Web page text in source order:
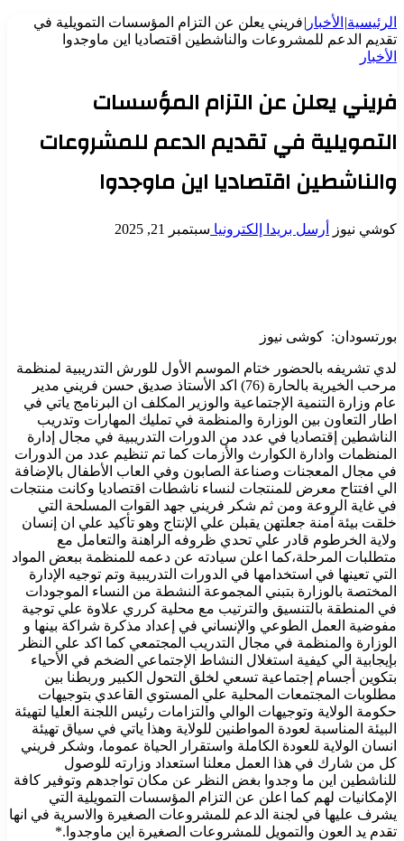
الرئيسية| الأخبار |فريني يعلن عن التزام المؤسسات التمويلية في
تقديم الدعم للمشروعات والناشطين اقتصاديا اين ماوجدوا
الأخبار
فريني يعلن عن التزام المؤسسات
التمويلية في تقديم الدعم للمشروعات
والناشطين اقتصاديا اين ماوجدوا
كوشي نيوز أرسل بريدا إلكترونيا سبتمبر 21, 2025
بورتسودان: كوشى نيوز
لدي تشريفه بالحضور ختام الموسم الأول للورش التدريبية لمنظمة
مرحب الخيرية بالحارة (76) اكد الأستاذ صديق حسن فريني مدير
عام وزارة التنمية الإجتماعية والوزير المكلف ان البرنامج ياتي في
اطار التعاون بين الوزارة والمنظمة في تمليك المهارات وتدريب
الناشطين إقتصاديا في عدد من الدورات التدريبية في مجال إدارة
المنظمات وادارة الكوارث والأزمات كما تم تنظيم عدد من الدورات
في مجال المعجنات وصناعة الصابون وفي العاب الأطفال بالإضافة
الي افتتاح معرض للمنتجات لنساء ناشطات اقتصاديا وكانت منتجات
في غاية الروعة ومن ثم شكر فريني جهد القوات المسلحة التي
خلقت بيئة آمنة جعلتهن يقبلن علي الإنتاج وهو تأكيد علي ان إنسان
ولاية الخرطوم قادر علي تحدي ظروفه الراهنة والتعامل مع
متطلبات المرحلة،كما اعلن سيادته عن دعمه للمنظمة ببعض المواد
التي تعينها في استخدامها في الدورات التدريبية وتم توجيه الإدارة
المختصة بالوزارة بتبني المجموعة النشطة من النساء الموجودات
في المنطقة بالتنسيق والترتيب مع محلية كرري علاوة علي توجية
مفوضية العمل الطوعي والإنساني في إعداد مذكرة شراكة بينها و
الوزارة والمنظمة في مجال التدريب المجتمعي كما اكد علي النظر
بإيجابية الي كيفية استغلال النشاط الإجتماعي الضخم في الأحياء
بتكوين أجسام إجتماعية تسعي لخلق التحول الكبير وربطنا بين
مطلوبات المجتمعات المحلية علي المستوي القاعدي بتوجيهات
حكومة الولاية وتوجيهات الوالي والتزامات رئيس اللجنة العليا لتهيئة
البيئة المناسبة لعودة المواطنين للولاية وهذا ياتي في سياق تهيئة
انسان الولاية للعودة الكاملة واستقرار الحياة عموما، وشكر فريني
كل من شارك في هذا العمل معلنا استعداد وزارته للوصول
للناشطين اين ما وجدوا بغض النظر عن مكان تواجدهم وتوفير كافة
الإمكانيات لهم كما اعلن عن التزام المؤسسات التمويلية التي
يشرف عليها في لجنة الدعم للمشروعات الصغيرة والاسرية في انها
تقدم يد العون والتمويل للمشروعات الصغيرة اين ماوجدوا.*